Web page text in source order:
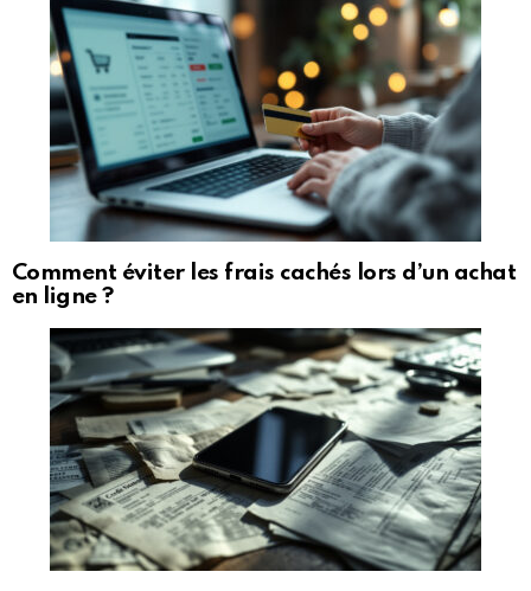
Comment éviter les frais cachés lors d’un achat
en ligne ?